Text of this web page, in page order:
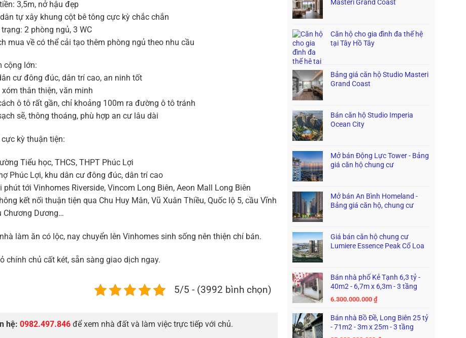
3,5m, nở hậu đẹp
tự xây khung cột bê tông cực kỳ chắc chắn
trạng: 2 phòng ngủ, 3 WC
mua về có thể cải tạo thêm phòng ngủ theo nhu cầu
cộng lớn:
cư đông đúc, dân trí cao, an ninh tốt
thân thiện, văn minh
ô tô rất gần, chỉ khoảng 100m ra đường ô tô tránh
sẽ, thông thoáng, phù hợp an cư lâu dài
kỳ thuận tiện:
Tiểu học, THCS, THPT Phúc Lợi
Phúc Lợi, khu dân cư đông đúc, dân trí cao
phút tới Vinhomes Riverside, Vincom Long Biên, Aeon Mall Long Biên
kết nối thuận tiện qua Chu Huy Mân, Vũ Xuân Thiều, Quốc lộ 5, cầu Vĩnh
Chương Dương…
làm ăn có lộc, nay chuyển lên Vinhomes sinh sống nên thiện chí bán.
chính chủ cất két, sẵn sàng giao dịch ngay.
5/5 - (3992 bình chọn)
hệ:0982.497.846 để xem nhà đất và làm việc trực tiếp với chủ.
Masteri Grand Coast
Căn hộ cho gia đình đa thế hệ
tại Tây Hồ Tây
Bảng giá căn hộ Studio Masteri
Grand Coast
Bán căn hộ Studio Imperia
Ocean City
Mở bán Động Lực Tower - Bảng
giá căn hộ chung cư
Mở bán An Bình Homeland -
Bảng giá căn hộ, chung cư
Giá bán căn hộ chung cư
Lumiere Essence Peak Cổ Loa
Bán nhà phố Kẻ Tạnh 6,3 tỷ -
40m2 - 6,7m x 6,3m - 3 tầng
6.300.000.000₫
Bán nhà Bồ Đề, Long Biên 25 tỷ
- 71m2 - 3m x 25m - 3 tầng